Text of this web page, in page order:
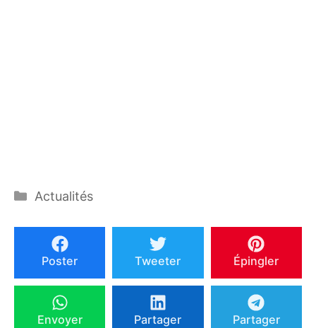
Catégories
Actualités
Poster Tweeter Épingler
Envoyer Partager Partager